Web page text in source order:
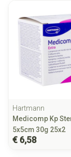
Hartmann
Medicomp Kp
5x5cm 30g 25x2
€ 6,58